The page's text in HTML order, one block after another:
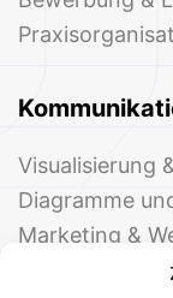
Visualisierung
Diagramme
Marketing &
Events &